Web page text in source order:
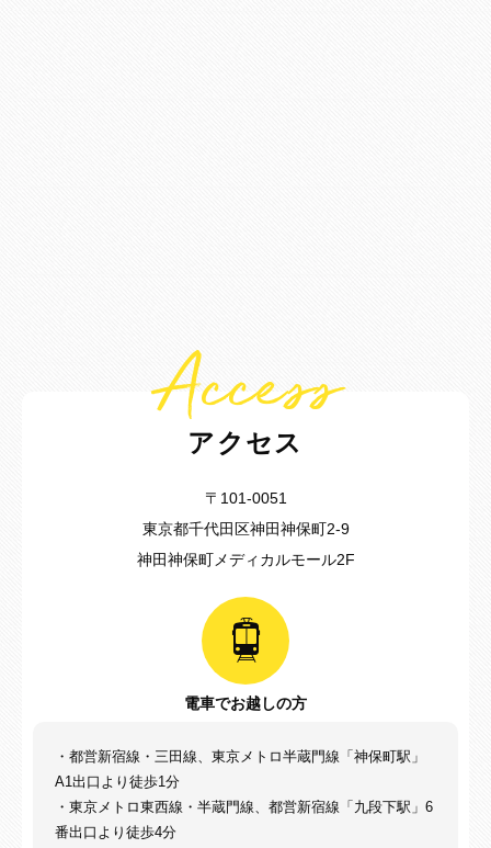
Access
アクセス
〒101-0051
東京都千代田区神田神保町2-9
神田神保町メディカルモール2F
電車でお越しの方
・都営新宿線・三田線、東京メトロ半蔵門線「神保町駅」
A1出口より徒歩1分
・東京メトロ東西線・半蔵門線、都営新宿線「九段下駅」6
番出口より徒歩4分